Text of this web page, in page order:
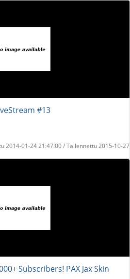
#13
2014-01-24 21:47:00 / Tallennettu 2015-10-27
Subscribers! PAX Jax Skin